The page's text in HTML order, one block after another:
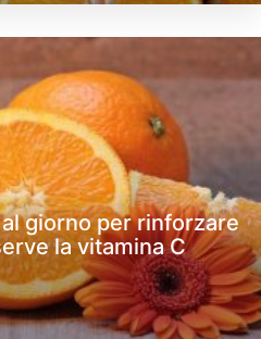
al giorno per rinforzare
la vitamina C